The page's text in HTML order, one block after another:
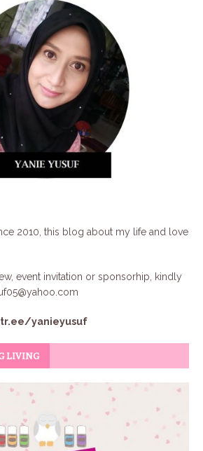
2010, this blog about my life and love
event invitation or sponsorhip, kindly
yanieyusuf
LIVING